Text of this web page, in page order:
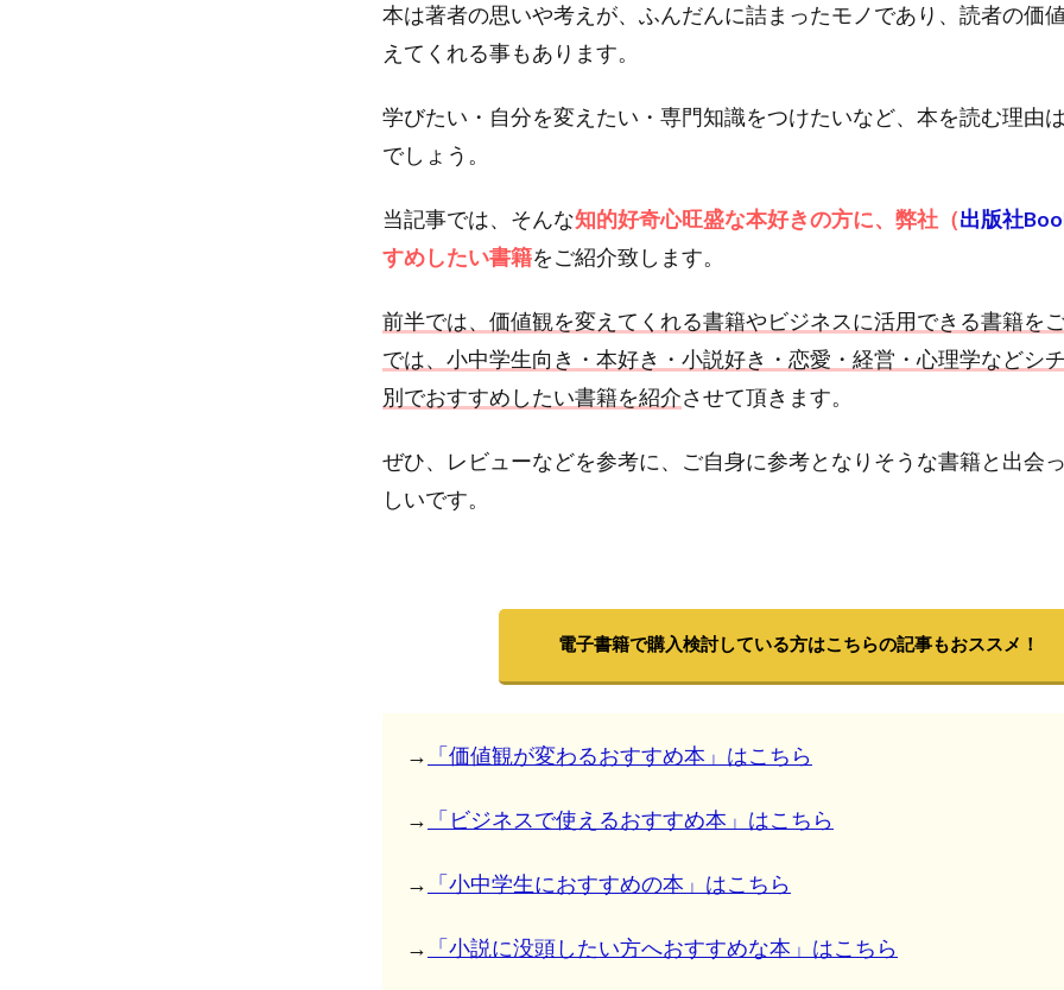
本は著者の思いや考えが、ふんだんに詰まったモノであり、読者の価
えてくれる事もあります。
学びたい・自分を変えたい・専門知識をつけたいなど、本を読む理由
でしょう。
当記事では、そんな知的好奇心旺盛な本好きの方に、弊社（出版社
すめしたい書籍をご紹介致します。
前半では、価値観を変えてくれる書籍やビジネスに活用できる書籍を
では、小中学生向き・本好き・小説好き・恋愛・経営・心理学などシ
別でおすすめしたい書籍を紹介させて頂きます。
ぜひ、レビューなどを参考に、ご自身に参考となりそうな書籍と出会
しいです。
電子書籍で購入検討している方はこちらの記事もおススメ！
→ 「価値観が変わるおすすめ本」はこちら
→ 「ビジネスで使えるおすすめ本」はこちら
→ 「小中学生におすすめの本」はこちら
→ 「小説に没頭したい方へおすすめな本」はこちら